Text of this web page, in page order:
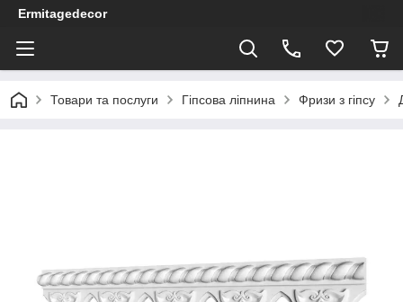
Ermitagedecor
Товари та послуги Гіпсова ліпнина Фризи з гіпсу